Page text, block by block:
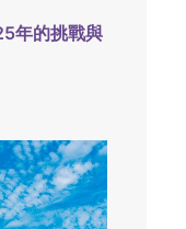
年的挑戰與